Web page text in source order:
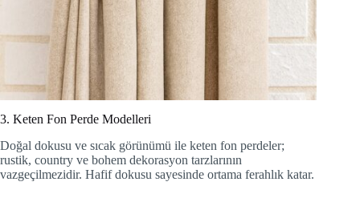
3. Keten Fon Perde Modelleri
Doğal dokusu ve sıcak görünümü ile keten fon perdeler;
rustik, country ve bohem dekorasyon tarzlarının
vazgeçilmezidir. Hafif dokusu sayesinde ortama ferahlık katar.